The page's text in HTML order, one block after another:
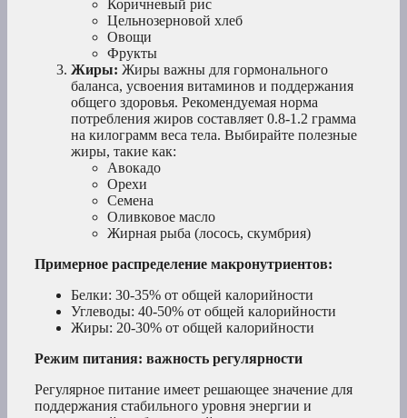
Коричневый рис
Цельнозерновой хлеб
Овощи
Фрукты
Жиры: Жиры важны для гормонального
баланса, усвоения витаминов и поддержания
общего здоровья. Рекомендуемая норма
потребления жиров составляет 0.8-1.2 грамма
на килограмм веса тела. Выбирайте полезные
жиры, такие как:
Авокадо
Орехи
Семена
Оливковое масло
Жирная рыба (лосось, скумбрия)
Примерное распределение макронутриентов:
Белки: 30-35% от общей калорийности
Углеводы: 40-50% от общей калорийности
Жиры: 20-30% от общей калорийности
Режим питания: важность регулярности
Регулярное питание имеет решающее значение для
поддержания стабильного уровня энергии и